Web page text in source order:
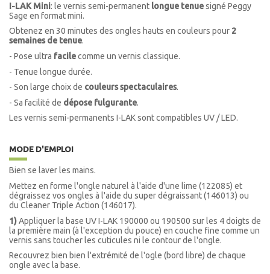
I-LAK Mini: le vernis semi-permanent longue tenuesigné Peggy
Sage en format mini.
Obtenez en 30 minutes des ongles hauts en couleurs pour 2
semaines de tenue.
- Pose ultra facilecomme un vernis classique.
- Tenue longue durée.
- Son large choix de couleurs spectaculaires.
- Sa facilité de dépose fulgurante.
Les vernis semi-permanents I-LAK sont compatibles UV / LED.
MODE D'EMPLOI
Bien se laver les mains.
Mettez en forme l'ongle naturel à l'aide d'une lime (122085) et
dégraissez vos ongles à l'aide du super dégraissant (146013) ou
du Cleaner Triple Action (146017).
1)Appliquer la base UV I-LAK 190000 ou 190500 sur les 4 doigts de
la première main (à l'exception du pouce) en couche fine comme un
vernis sans toucher les cuticules ni le contour de l'ongle.
Recouvrez bien bien l'extrémité de l'ogle (bord libre) de chaque
ongle avec la base.